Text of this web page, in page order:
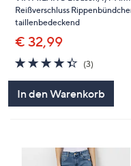
Reißverschluss
taillenbedeckend
€ 32,99
4.3
von
(3)
In den Warenkorb